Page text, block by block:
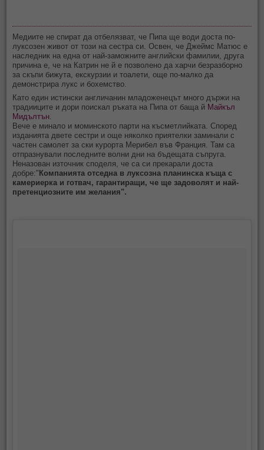
Медиите не спират да отбелязват, че Пипа ще води доста по-
луксозен живот от този на сестра си. Освен, че Джеймс Матюс е
наследник на една от най-заможните английски фамилии, друга
причина е, че на Катрин не й е позволено да харчи безразборно
за скъпи бижута, екскурзии и тоалети, още по-малко да
демонстрира лукс и бохемство.
Като един истински англичанин младоженецът много държи на
традииците и дори поискал ръката на Пипа от баща й Майкъл
Мидълтън.
Вече е минало и моминското парти на късметлийката. Според
изданията двете сестри и още няколко приятелки заминали с
частен самолет за ски курорта Мерибел във Франция. Там са
отпразнували последните волни дни на бъдещата съпруга.
Неназован източник споделя, че са си прекарали доста
добре:" Компанията отседна в луксозна планинска къща с
камериерка и готвач, гарантиращи, че ще задоволят и най-
претенциозните им желания".